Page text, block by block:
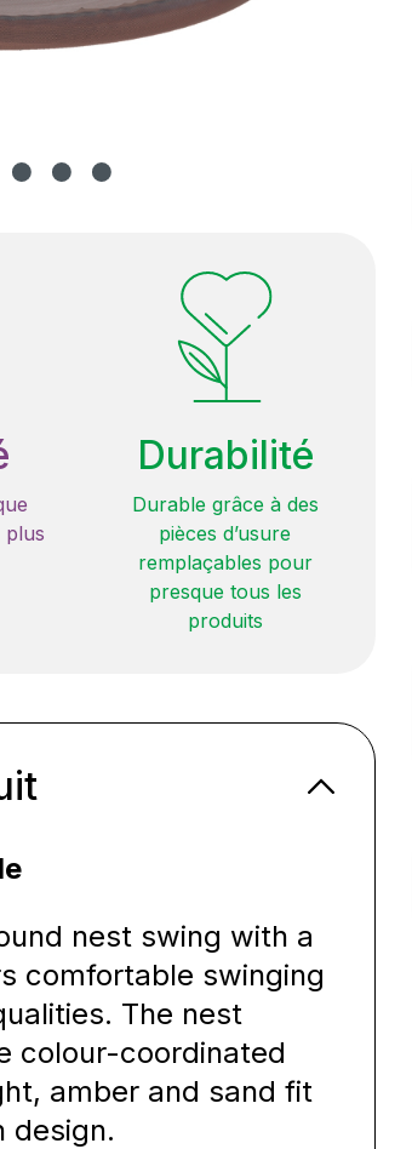
plus
Durabilité
Durable grâce à des
pièces d’usure
remplaçables pour
presque tous les
produits
nest swing with a
comfortable swinging
The nest
colour-coordinated
amber and sand fit
design.